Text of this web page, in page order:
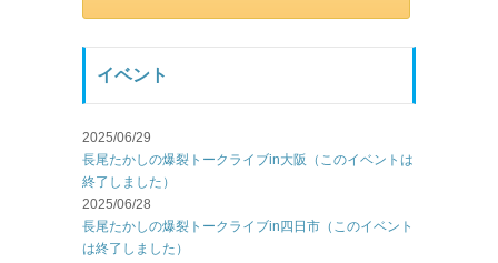
イベント
2025/06/29
長尾たかしの爆裂トークライブin大阪（このイベントは
終了しました）
2025/06/28
長尾たかしの爆裂トークライブin四日市（このイベント
は終了しました）